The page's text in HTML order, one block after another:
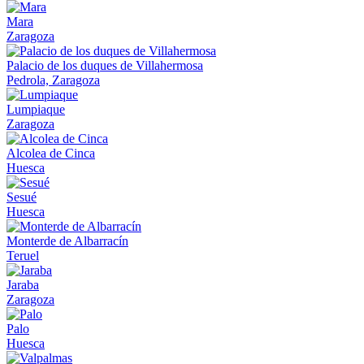
Mara
Zaragoza
Palacio de los duques de Villahermosa
Pedrola, Zaragoza
Lumpiaque
Zaragoza
Alcolea de Cinca
Huesca
Sesué
Huesca
Monterde de Albarracín
Teruel
Jaraba
Zaragoza
Palo
Huesca